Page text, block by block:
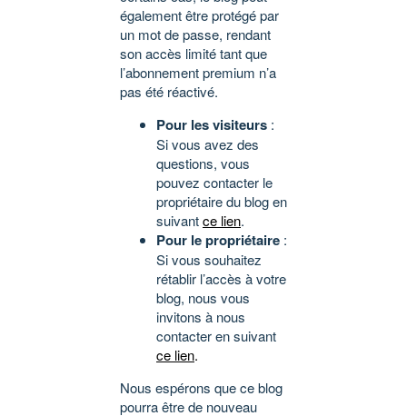
également être protégé par
un mot de passe, rendant
son accès limité tant que
l’abonnement premium n’a
pas été réactivé.
Pour les visiteurs :
Si vous avez des
questions, vous
pouvez contacter le
propriétaire du blog en
suivantce lien.
Pour le propriétaire :
Si vous souhaitez
rétablir l’accès à votre
blog, nous vous
invitons à nous
contacter en suivant
ce lien.
Nous espérons que ce blog
pourra être de nouveau